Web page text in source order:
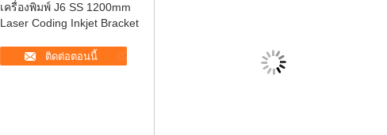
เครื่องพิมพ์ J6 SS 1200mm
Laser Coding Inkjet Bracket
ติดต่อตอนนี้